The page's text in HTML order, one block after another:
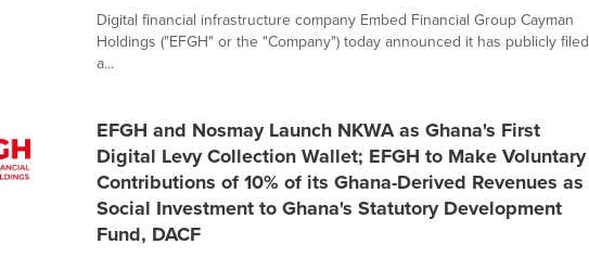
Digital financial infrastructure company Embed Financial Group Cayman
Holdings ("EFGH" or the "Company") today announced it has publicly filed
a...
EFGH and Nosmay Launch NKWA as Ghana's First
Digital Levy Collection Wallet; EFGH to Make Voluntary
Contributions of 10% of its Ghana-Derived Revenues as
Social Investment to Ghana's Statutory Development
Fund, DACF